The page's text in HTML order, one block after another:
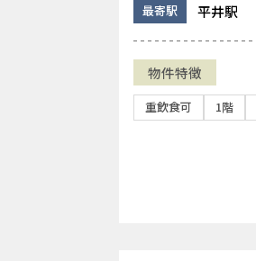
最寄駅 平井駅
物件特徴
重飲食可 1階